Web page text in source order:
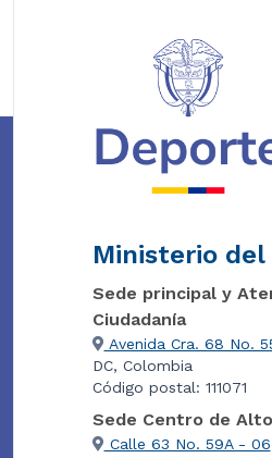
Ministerio del
Sede principal y
Ciudadanía
Avenida Cra. 68 No.
DC, Colombia
Código postal: 111071
Sede Centro de
Calle 63 No. 59A - 06